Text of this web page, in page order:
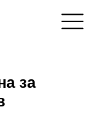
за